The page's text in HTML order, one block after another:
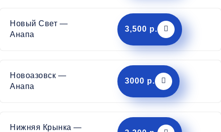
Новый Свет —
Анапа
3,500 р.
Новоазовск —
Анапа
3000 р.
Нижняя Крынка —